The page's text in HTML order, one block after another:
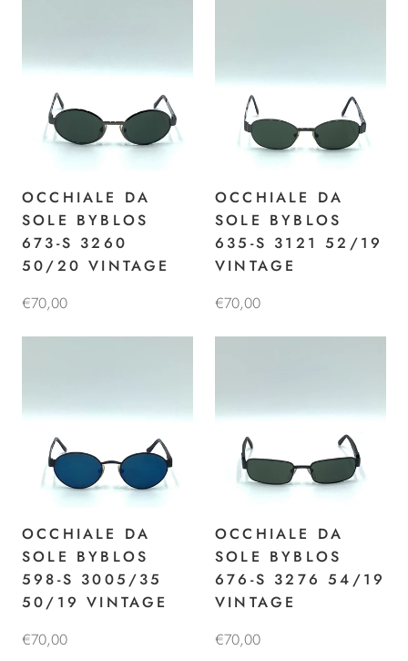
OCCHIALE DA
SOLE BYBLOS
673-S 3260
50/20 VINTAGE
€70,00
OCCHIALE DA
SOLE BYBLOS
635-S 3121 52/19
VINTAGE
€70,00
OCCHIALE DA
SOLE BYBLOS
598-S 3005/35
50/19 VINTAGE
€70,00
OCCHIALE DA
SOLE BYBLOS
676-S 3276 54/19
VINTAGE
€70,00